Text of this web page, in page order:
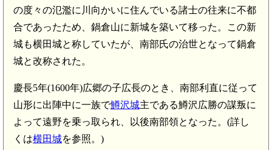
の度々の氾濫に川向かいに住んでいる諸士の往来に不都
合であったため、鍋倉山に新城を築いて移った。この新
城も横田城と称していたが、南部氏の治世となって鍋倉
城と改称された。
慶長5年(1600年)広郷の子広長のとき、南部利直に従って
山形に出陣中に一族で鱒沢城主である鱒沢広勝の謀叛に
よって遠野を乗っ取られ、以後南部領となった。(詳し
くは横田城を参照。)